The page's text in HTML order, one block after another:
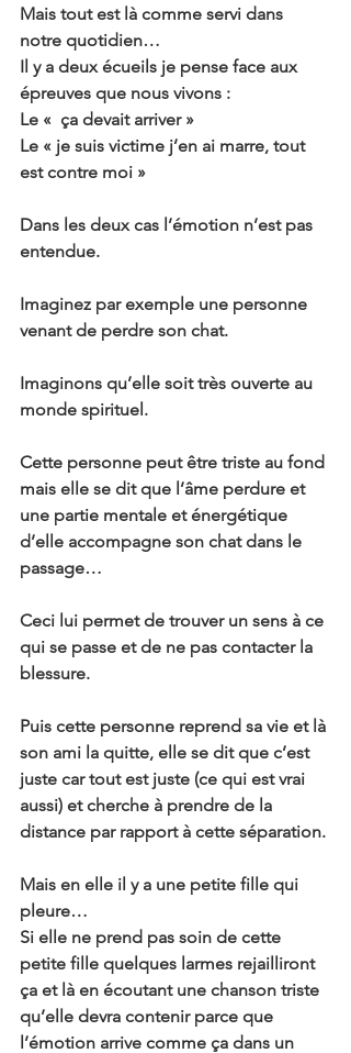
Mais tout est là comme servi dans
notre quotidien…
Il y a deux écueils je pense face aux
épreuves que nous vivons :
Le «  ça devait arriver »
Le « je suis victime j’en ai marre, tout
est contre moi »
Dans les deux cas l’émotion n’est pas
entendue.
Imaginez par exemple une personne
venant de perdre son chat.
Imaginons qu’elle soit très ouverte au
monde spirituel.
Cette personne peut être triste au fond
mais elle se dit que l’âme perdure et
une partie mentale et énergétique
d’elle accompagne son chat dans le
passage…
Ceci lui permet de trouver un sens à ce
qui se passe et de ne pas contacter la
blessure.
Puis cette personne reprend sa vie et là
son ami la quitte, elle se dit que c’est
juste car tout est juste (ce qui est vrai
aussi) et cherche à prendre de la
distance par rapport à cette séparation.
Mais en elle il y a une petite fille qui
pleure…
Si elle ne prend pas soin de cette
petite fille quelques larmes rejailliront
ça et là en écoutant une chanson triste
qu’elle devra contenir parce que
l’émotion arrive comme ça dans un